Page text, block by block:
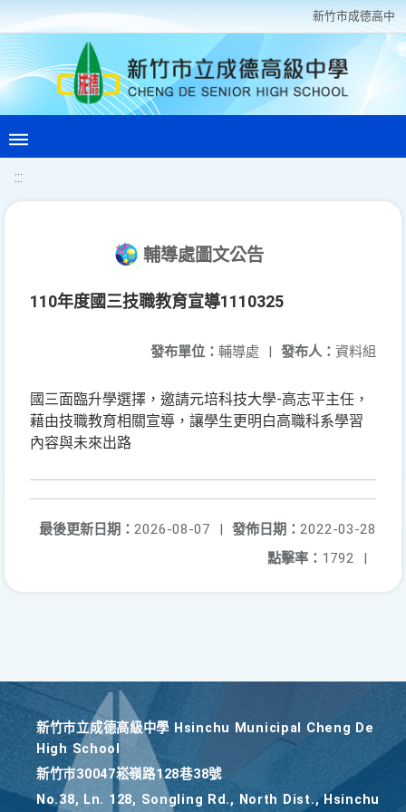
新竹巿成德高中
:::
輔導處圖文公告
110年度國三技職教育宣導1110325
發布人： 資料組
發布單位： 輔導處 |
國三面臨升學選擇，邀請元培科技大學-高志平主任，
藉由技職教育相關宣導，讓學生更明白高職科系學習
內容與未來出路
發佈日期： 2022-03-28
最後更新日期： 2026-08-07
|
點擊率： 1792 |
新竹巿立成德高級中學 Hsinchu Municipal Cheng De
High School
新竹巿30047崧嶺路128巷38號
No.38, Ln. 128, Songling Rd., North Dist., Hsinchu